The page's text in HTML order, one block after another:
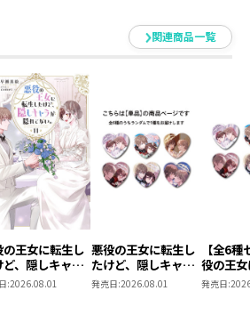
たちと同じくらいさらに素敵で美
す。
います。
関連商品一覧
の王女に転生し
ど、隠しキャラ
てない。11
:2026.08.01
悪役の王女に転生し
たけど、隠しキャラ
が隠れてない。 ラ
発売日:2026.08.01
【全6
役の王
けど、
発売日: